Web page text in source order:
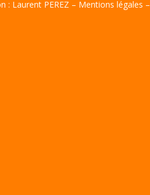
: Laurent PEREZ – Mentions légales –